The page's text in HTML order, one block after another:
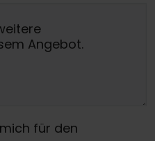
für den